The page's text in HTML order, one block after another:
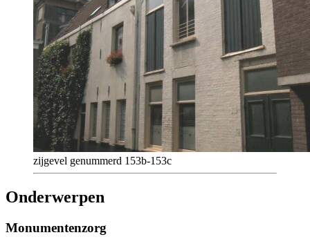
zijgevel genummerd 153b-153c
Onderwerpen
Monumentenzorg